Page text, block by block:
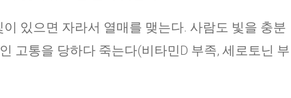
있으면 자라서 열매를 맺는다. 사람도 빛을 충분
고통을 당하다 죽는다(비타민D 부족, 세로토닌 부